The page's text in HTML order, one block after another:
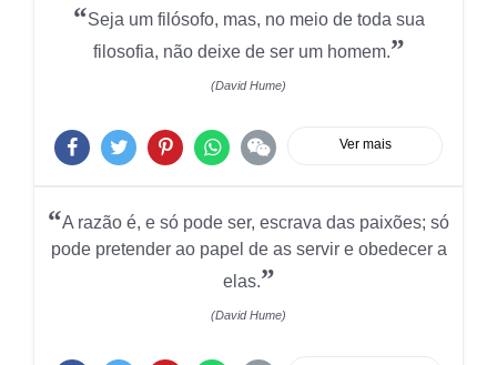
“Seja um filósofo, mas, no meio de toda sua
filosofia, não deixe de ser um homem.”
(David Hume)
Ver mais
“A razão é, e só pode ser, escrava das paixões; só
pode pretender ao papel de as servir e obedecer a
elas.”
(David Hume)